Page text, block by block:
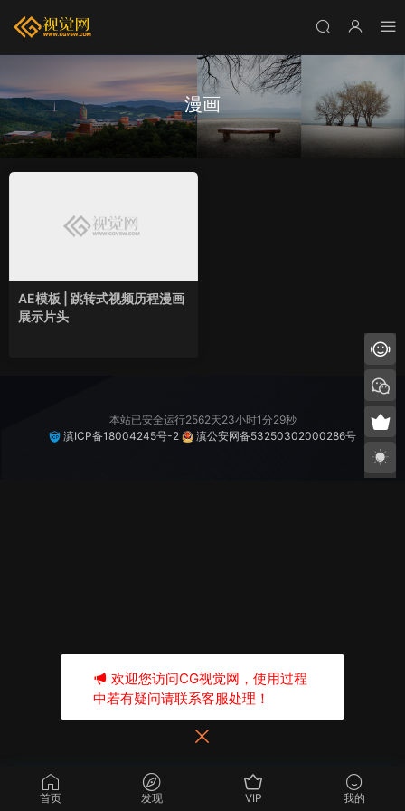
漫画
AE模板 | 跳转式视频历程漫画
展示片头
本站已安全运行2562天23小时1分29秒
滇ICP备18004245号-2
滇公安网备53250302000286号
首页 发现 VIP 我的
欢迎您访问CG视觉网，使用过程
中若有疑问请联系客服处理！